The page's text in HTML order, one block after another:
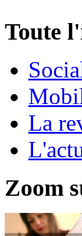
Toute
La
Zoom